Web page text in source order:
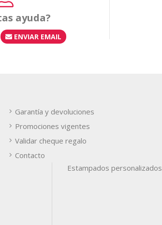
ayuda?
ENVIAR EMAIL
Garantía y devoluciones
Promociones vigentes
Validar cheque regalo
Contacto
Estampados personalizados